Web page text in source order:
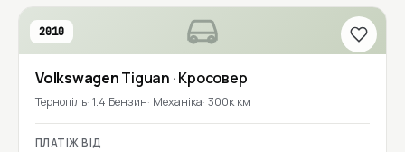
2010
VolkswagenTiguan · Кросовер
Тернопіль 1.4 Бензин Механіка 300к км
ПЛАТІЖ ВІД